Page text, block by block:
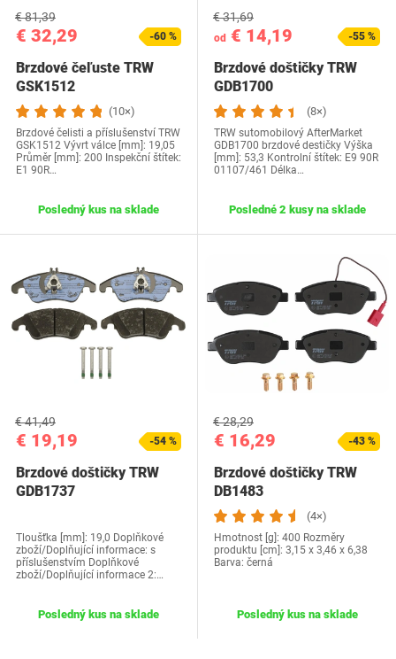
€ 32,29
€ 81,39
-60 %
Brzdové čeľuste TRW
GSK1512
(10×)
Brzdové čelisti a příslušenství TRW
GSK1512 Vývrt válce [mm]: 19,05
Průměr [mm]: 200 Inspekční štítek:
E1 90R…
Posledný kus na sklade
od € 14,19
€ 31,69
-55 %
Brzdové doštičky TRW
GDB1700
(8×)
TRW sutomobilový AfterMarket
GDB1700 brzdové destičky Výška
[mm]: 53,3 Kontrolní štítek: E9 90R
01107/461 Délka…
Posledné 2 kusy na sklade
€ 19,19
€ 41,49
-54 %
Brzdové doštičky TRW
GDB1737
Tloušťka [mm]: 19,0 Doplňkové
zboží/Doplňující informace: s
příslušenstvím Doplňkové
zboží/Doplňující informace 2:…
Posledný kus na sklade
€ 16,29
€ 28,29
-43 %
Brzdové doštičky TRW
DB1483
(4×)
Hmotnost [g]: 400 Rozměry
produktu [cm]: ‎3,15 x 3,46 x 6,38
Barva: černá
Posledný kus na sklade